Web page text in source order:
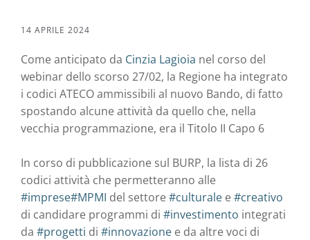
14 APRILE 2024
Come anticipato da Cinzia Lagioia nel corso del
webinar dello scorso 27/02, la Regione ha integrato
i codici ATECO ammissibili al nuovo Bando, di fatto
spostando alcune attività da quello che, nella
vecchia programmazione, era il Titolo II Capo 6
In corso di pubblicazione sul BURP, la lista di 26
codici attività che permetteranno alle
#imprese#MPMI del settore#culturale e#creativo
di candidare programmi di #investimento integrati
da #progetti di #innovazione e da altre voci di